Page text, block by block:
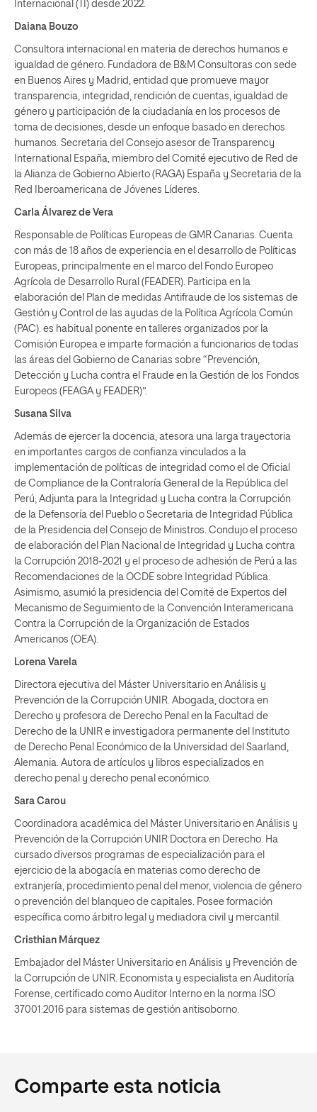
Internacional (TI) desde 2022.
Daiana Bouzo
Consultora internacional en materia de derechos humanos e
igualdad de género. Fundadora de B&M Consultoras con sede
en Buenos Aires y Madrid, entidad que promueve mayor
transparencia, integridad, rendición de cuentas, igualdad de
género y participación de la ciudadanía en los procesos de
toma de decisiones, desde un enfoque basado en derechos
humanos. Secretaria del Consejo asesor de Transparency
International España, miembro del Comité ejecutivo de Red de
la Alianza de Gobierno Abierto (RAGA) España y Secretaria de la
Red Iberoamericana de Jóvenes Líderes.
Carla Álvarez de Vera
Responsable de Políticas Europeas de GMR Canarias. Cuenta
con más de 18 años de experiencia en el desarrollo de Políticas
Europeas, principalmente en el marco del Fondo Europeo
Agrícola de Desarrollo Rural (FEADER). Participa en la
elaboración del Plan de medidas Antifraude de los sistemas de
Gestión y Control de las ayudas de la Política Agrícola Común
(PAC). es habitual ponente en talleres organizados por la
Comisión Europea e imparte formación a funcionarios de todas
las áreas del Gobierno de Canarias sobre “Prevención,
Detección y Lucha contra el Fraude en la Gestión de los Fondos
Europeos (FEAGA y FEADER)”.
Susana Silva
Además de ejercer la docencia, atesora una larga trayectoria
en importantes cargos de confianza vinculados a la
implementación de políticas de integridad como el de Oficial
de Compliance de la Contraloría General de la República del
Perú; Adjunta para la Integridad y Lucha contra la Corrupción
de la Defensoría del Pueblo o Secretaria de Integridad Pública
de la Presidencia del Consejo de Ministros. Condujo el proceso
de elaboración del Plan Nacional de Integridad y Lucha contra
la Corrupción 2018-2021 y el proceso de adhesión de Perú a las
Recomendaciones de la OCDE sobre Integridad Pública.
Asimismo, asumió la presidencia del Comité de Expertos del
Mecanismo de Seguimiento de la Convención Interamericana
Contra la Corrupción de la Organización de Estados
Americanos (OEA).
Lorena Varela
Directora ejecutiva del Máster Universitario en Análisis y
Prevención de la Corrupción UNIR. Abogada, doctora en
Derecho y profesora de Derecho Penal en la Facultad de
Derecho de la UNIR e investigadora permanente del Instituto
de Derecho Penal Económico de la Universidad del Saarland,
Alemania. Autora de artículos y libros especializados en
derecho penal y derecho penal económico.
Sara Carou
Coordinadora académica del Máster Universitario en Análisis y
Prevención de la Corrupción UNIR Doctora en Derecho. Ha
cursado diversos programas de especialización para el
ejercicio de la abogacía en materias como derecho de
extranjería, procedimiento penal del menor, violencia de género
o prevención del blanqueo de capitales. Posee formación
específica como árbitro legal y mediadora civil y mercantil.
Cristhian Márquez
Embajador del Máster Universitario en Análisis y Prevención de
la Corrupción de UNIR. Economista y especialista en Auditoría
Forense, certificado como Auditor Interno en la norma ISO
37001:2016 para sistemas de gestión antisoborno.
Comparte esta noticia